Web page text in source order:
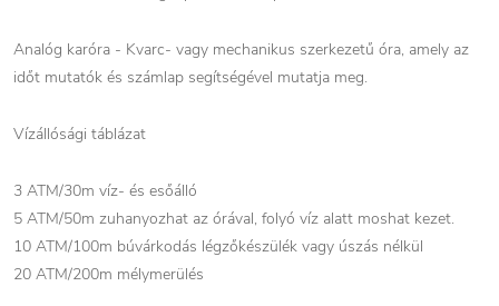
Analóg karóra - Kvarc- vagy mechanikus szerkezetű óra, amely az
időt mutatók és számlap segítségével mutatja meg.
Vízállósági táblázat
3 ATM/30m víz- és esőálló
5 ATM/50m zuhanyozhat az órával, folyó víz alatt moshat kezet.
10 ATM/100m búvárkodás légzőkészülék vagy úszás nélkül
20 ATM/200m mélymerülés